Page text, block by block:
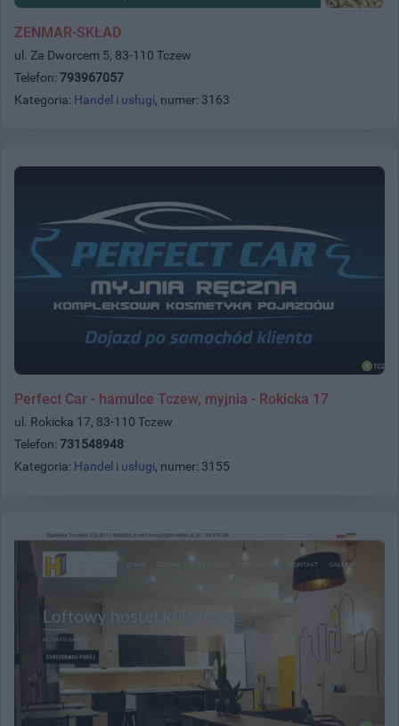
ZENMAR-SKŁAD
ul. Za Dworcem 5, 83-110 Tczew
Telefon: 793967057
Kategoria: Handel i usługi, numer: 3163
Perfect Car - hamulce Tczew, myjnia - Rokicka 17
ul. Rokicka 17, 83-110 Tczew
Telefon: 731548948
Kategoria: Handel i usługi, numer: 3155